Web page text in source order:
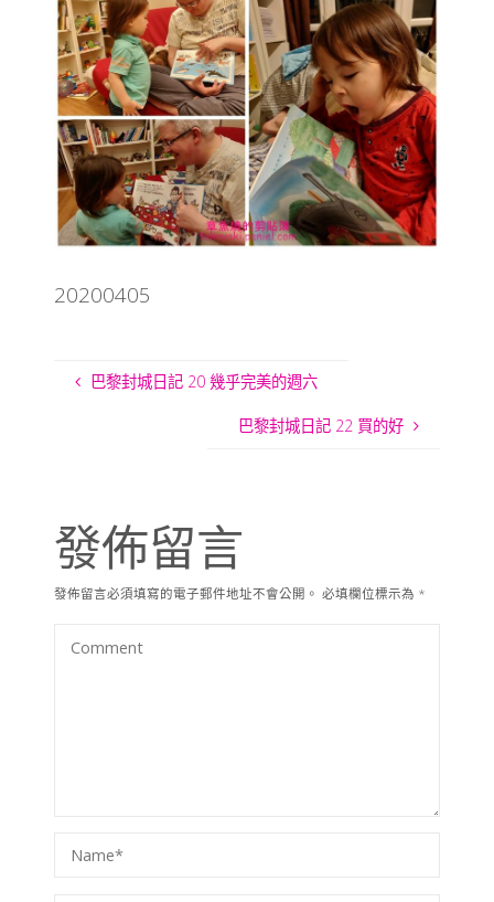
20200405
巴黎封城日記 20 幾乎完美的週六
巴黎封城日記 22 買的好
發佈留言
發佈留言必須填寫的電子郵件地址不會公開。 必填欄位標示為 *